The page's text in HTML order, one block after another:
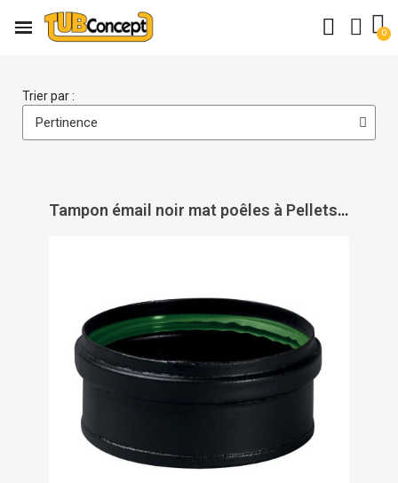
Trier par :
Tampon émail noir mat poêles à Pellets + joint viton - TEN